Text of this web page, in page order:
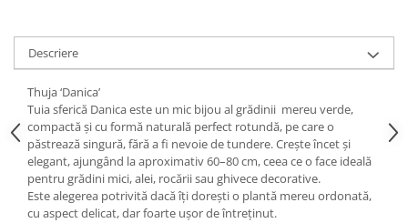
Descriere
Thuja ‘Danica’
Tuia sferică Danica este un mic bijou al grădinii mereu verde,
compactă și cu formă naturală perfect rotundă, pe care o
păstrează singură, fără a fi nevoie de tundere. Crește încet și
elegant, ajungând la aproximativ 60–80 cm, ceea ce o face ideală
pentru grădini mici, alei, rocării sau ghivece decorative.
Este alegerea potrivită dacă îți dorești o plantă mereu ordonată,
cu aspect delicat, dar foarte ușor de întreținut.